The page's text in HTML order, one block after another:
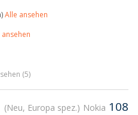
Alle ansehen
(5)
Neu, Europa spez. Nokia 108